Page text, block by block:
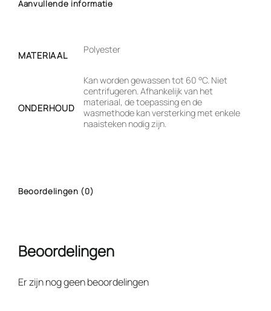
Aanvullende informatie
MATERIAAL
Polyester
ONDERHOUD
Kan worden gewassen tot 60 °C. Niet
centrifugeren. Afhankelijk van het
materiaal, de toepassing en de
wasmethode kan versterking met enkele
naaisteken nodig zijn.
Beoordelingen (0)
Beoordelingen
Er zijn nog geen beoordelingen